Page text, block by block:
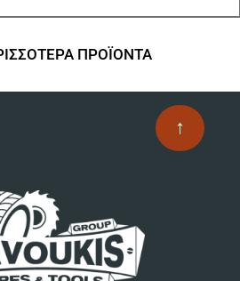
ΠΡΟΪΟΝΤΑ
↑